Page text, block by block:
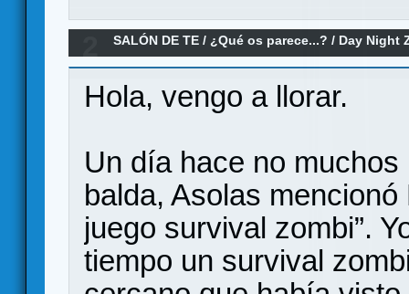
SALÓN DE TE /¿Qué os parece...? / Day Night
Hola, vengo a llorar.
Un día hace no
balda, Asolas
juego survival zombi”.
tiempo un survival